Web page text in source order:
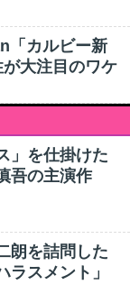
「カルビー新
大注目のワケ
」を仕掛けた
吾の主演作
朗を詰問した
スメント」